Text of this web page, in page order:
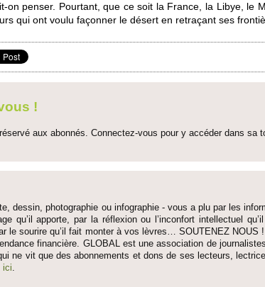
on penser. Po­urtant, que ce soit la France, la Libye, le
qui ont voulu façonner le désert en retraçant ses
!
aux abonnés. Connectez-vous pour y accéder dans sa
dessin, photographie ou infographie - vous a plu par les
qu’il appo­rte, par la réflexion ou l’inconfort inte­llectuel
le so­urire qu’il fait monter à vos lèvres… SO­UTENEZ NOUS
financière. GLOBAL est une asso­ci­ation de
ne vit que des abonne­ments et dons de ses lecte­urs,
ici.